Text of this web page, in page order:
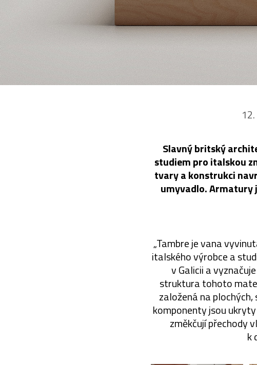
Slavný britský
studiem pro italskou
tvary a konstrukci
umyvadlo. Armatury
„Tambre je vana
italského výrobce a
v Galicii a
struktura tohoto
založená na
komponenty jsou
změkčují přechody
k